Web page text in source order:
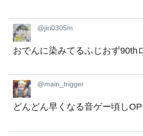
@jiri0305m
おでんに染みてるふじおず90th
@main_trigger
どんどん早くなる音ゲー頃しOP